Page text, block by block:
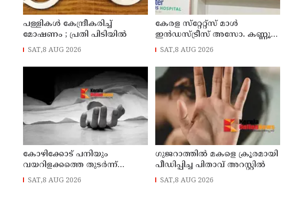
പള്ളികള്‍ കേന്ദ്രീകരിച്ച്
മോഷണം ; പ്രതി പിടിയില്‍
SAT,8 AUG 2026
കേരള സ്‌റ്റേറ്റ്സ് മാൾ
ഇൻഡസ്ട്രീസ് അസോ. കണ്ണൂർ
ജില്ലാ സമ്മേളനം ഓഗസ്റ്റ് 11 ന്
SAT,8 AUG 2026
കോഴിക്കോട് പനിയും
വയറിളക്കത്തെ തുടര്‍ന്ന്
ചികിത്സയിലായിരുന്ന യുവതി
മരിച്ചു
SAT,8 AUG 2026
ഗുജറാത്തില്‍ മകളെ ക്രൂരമായി
പീഡിപ്പിച്ച പിതാവ് അറസ്റ്റില്‍
SAT,8 AUG 2026